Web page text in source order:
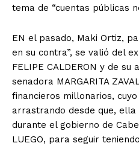
tema de “cuentas públicas
EN el pasado, Maki Ortiz,
en su contra”, se valió del
FELIPE CALDERON y de
senadora MARGARITA
financieros millonarios,
arrastrando desde que, ella
durante el gobierno de
LUEGO, para seguir